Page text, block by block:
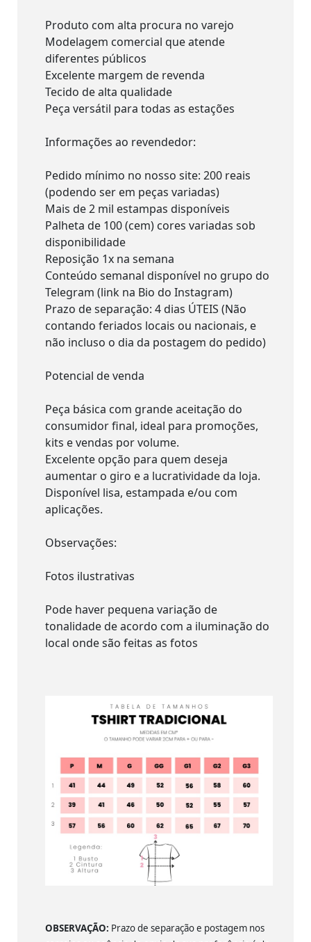
Produto com alta procura no varejo
Modelagem comercial que atende
diferentes públicos
Excelente margem de revenda
Tecido de alta qualidade
Peça versátil para todas as estações
Informações ao revendedor:
Pedido mínimo no nosso site: 200 reais
(podendo ser em peças variadas)
Mais de 2 mil estampas disponíveis
Palheta de 100 (cem) cores variadas sob
disponibilidade
Reposição 1x na semana
Conteúdo semanal disponível no grupo do
Telegram (link na Bio do Instagram)
Prazo de separação: 4 dias ÚTEIS (Não
contando feriados locais ou nacionais, e
não incluso o dia da postagem do pedido)
Potencial de venda
Peça básica com grande aceitação do
consumidor final, ideal para promoções,
kits e vendas por volume.
Excelente opção para quem deseja
aumentar o giro e a lucratividade da loja.
Disponível lisa, estampada e/ou com
aplicações.
Observações:
Fotos ilustrativas
Pode haver pequena variação de
tonalidade de acordo com a iluminação do
local onde são feitas as fotos
OBSERVAÇÃO: Prazo de separação e postagem nos